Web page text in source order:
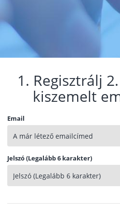
1. Regisztrálj
kiszemelt
Email
Jelszó (Legalább 6 karakter)